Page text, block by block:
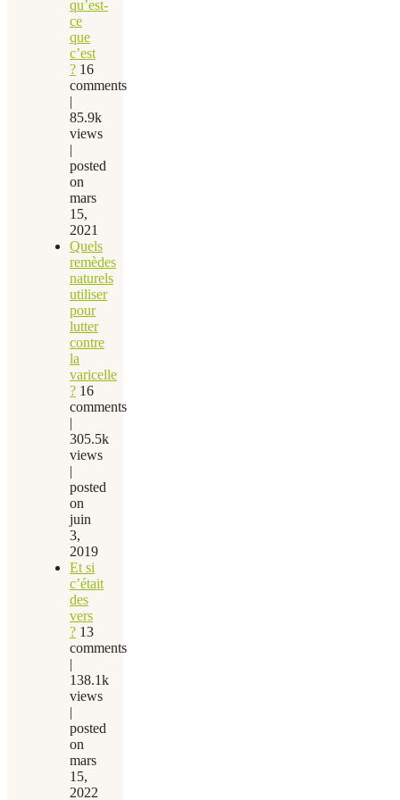
qu’est-
ce
que
c’est
? 16
comments
|
85.9k
views
|
posted
on
mars
15,
2021
Quels
remèdes
naturels
utiliser
pour
lutter
contre
la
varicelle
? 16
comments
|
305.5k
views
|
posted
on
juin
3,
2019
Et si
c’était
des
vers
? 13
comments
|
138.1k
views
|
posted
on
mars
15,
2022